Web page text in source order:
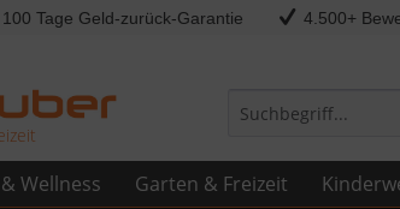
100 Tage Geld-zurück-Garantie 4.500+
Wellness Garten & Freizeit